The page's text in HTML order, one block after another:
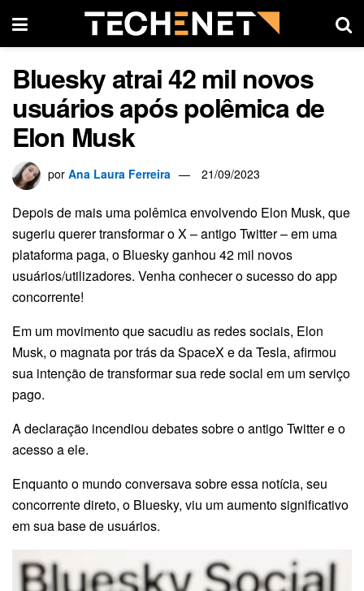
Bluesky atrai 42 mil novos
usuários após polêmica de
Elon Musk
por Ana Laura Ferreira 21/09/2023
Depois de mais uma polêmica envolvendo Elon Musk, que
sugeriu querer transformar o X – antigo Twitter – em uma
plataforma paga, o Bluesky ganhou 42 mil novos
usuários/utilizadores. Venha conhecer o sucesso do app
concorrente!
Em um movimento que sacudiu as redes sociais, Elon
Musk, o magnata por trás da SpaceX e da Tesla, afirmou
sua intenção de transformar sua rede social em um serviço
pago.
A declaração incendiou debates sobre o antigo Twitter e o
acesso a ele.
Enquanto o mundo conversava sobre essa notícia, seu
concorrente direto, o Bluesky, viu um aumento significativo
em sua base de usuários.